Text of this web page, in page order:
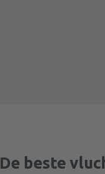
De beste